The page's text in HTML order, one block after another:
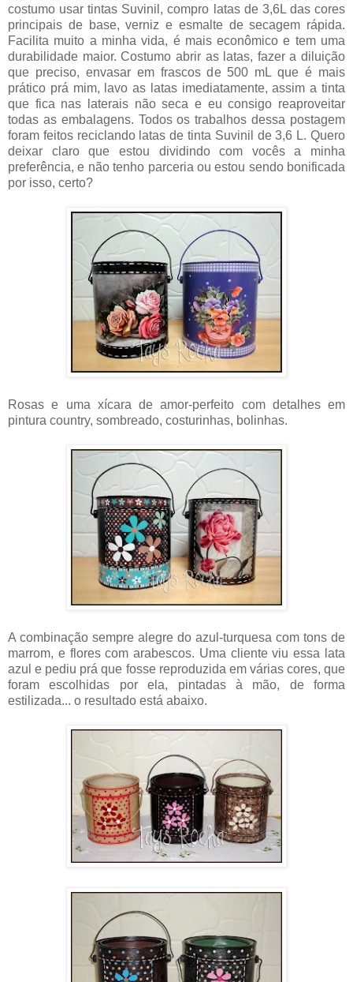
costumo usar tintas Suvinil, compro latas de 3,6L das cores
principais de base, verniz e esmalte de secagem rápida.
Facilita muito a minha vida, é mais econômico e tem uma
durabilidade maior. Costumo abrir as latas, fazer a diluição
que preciso, envasar em frascos de 500 mL que é mais
prático prá mim, lavo as latas imediatamente, assim a tinta
que fica nas laterais não seca e eu consigo reaproveitar
todas as embalagens. Todos os trabalhos dessa postagem
foram feitos reciclando latas de tinta Suvinil de 3,6 L. Quero
deixar claro que estou dividindo com vocês a minha
preferência, e não tenho parceria ou estou sendo bonificada
por isso, certo?
Rosas e uma xícara de amor-perfeito com detalhes em
pintura country, sombreado, costurinhas, bolinhas.
A combinação sempre alegre do azul-turquesa com tons de
marrom, e flores com arabescos. Uma cliente viu essa lata
azul e pediu prá que fosse reproduzida em várias cores, que
foram escolhidas por ela, pintadas à mão, de forma
estilizada... o resultado está abaixo.